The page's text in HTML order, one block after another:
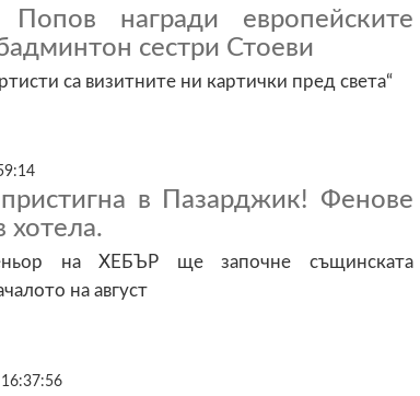
награди европейските
сестри Стоеви
са визитните ни картички пред света“
в Пазарджик! Фенове
хотела.
на ХЕБЪР ще започне същинската
на август